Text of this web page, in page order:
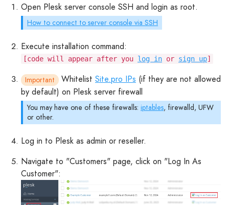
Open Plesk server console SSH and login as root.
How to connect to server console via SSH
Execute installation command:
[code will appear after you log in or sign up]
Important Whitelist Site.pro IPs (if they are not allowed
by default) on Plesk server firewall
You may have one of these firewalls: iptables, firewalld, UFW
or other.
Log in to Plesk as admin or reseller.
Navigate to "Customers" page, click on "Log In As
Customer":